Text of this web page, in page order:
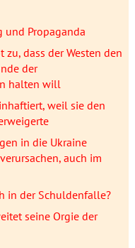
und Propaganda
zu, dass der Westen den
der
halten will
weil sie den
in die Ukraine
auch im
in der Schuldenfalle?
seine Orgie der